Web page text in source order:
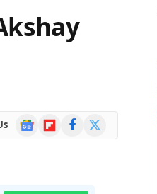
Google
News
FlipboardFacebook